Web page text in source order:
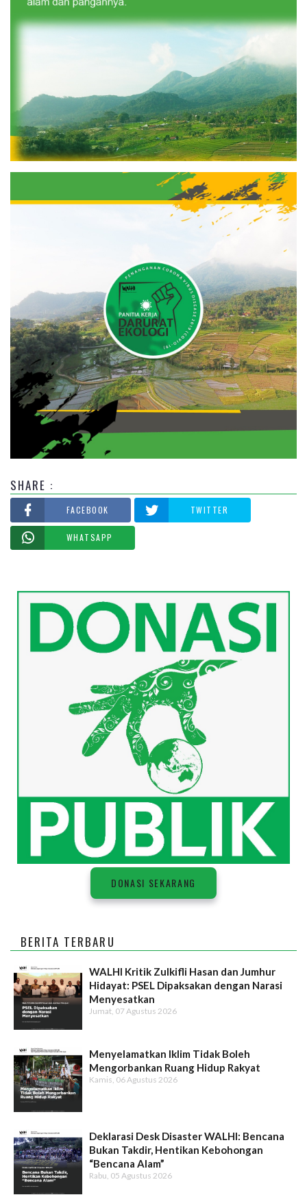
SHARE :
FACEBOOK TWITTER
WHATSAPP
DONASI SEKARANG
BERITA TERBARU
WALHI Kritik Zulkifli Hasan dan Jumhur
Hidayat: PSEL Dipaksakan dengan Narasi
Menyesatkan
Jumat, 07 Agustus 2026
Menyelamatkan Iklim Tidak Boleh
Mengorbankan Ruang Hidup Rakyat
Kamis, 06 Agustus 2026
Deklarasi Desk Disaster WALHI: Bencana
Bukan Takdir, Hentikan Kebohongan
“Bencana Alam”
Rabu, 05 Agustus 2026